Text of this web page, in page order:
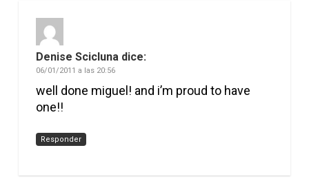
Denise Scicluna dice:
06/01/2011 a las 20:56
well done miguel! and i’m proud to have
one!!
Responder